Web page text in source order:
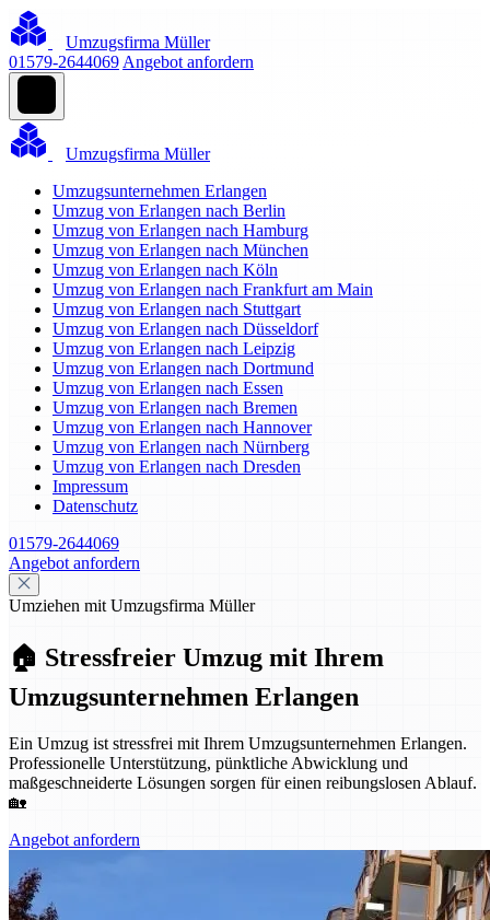
Umzugsfirma Müller
01579-2644069 Angebot anfordern
Umzugsfirma Müller
Umzugsunternehmen Erlangen
Umzug von Erlangen nach Berlin
Umzug von Erlangen nach Hamburg
Umzug von Erlangen nach München
Umzug von Erlangen nach Köln
Umzug von Erlangen nach Frankfurt am Main
Umzug von Erlangen nach Stuttgart
Umzug von Erlangen nach Düsseldorf
Umzug von Erlangen nach Leipzig
Umzug von Erlangen nach Dortmund
Umzug von Erlangen nach Essen
Umzug von Erlangen nach Bremen
Umzug von Erlangen nach Hannover
Umzug von Erlangen nach Nürnberg
Umzug von Erlangen nach Dresden
Impressum
Datenschutz
01579-2644069
Angebot anfordern
Umziehen mit Umzugsfirma Müller
🏠 Stressfreier Umzug mit Ihrem
Umzugsunternehmen Erlangen
Ein Umzug ist stressfrei mit Ihrem Umzugsunternehmen Erlangen.
Professionelle Unterstützung, pünktliche Abwicklung und
maßgeschneiderte Lösungen sorgen für einen reibungslosen Ablauf.
🏡
Angebot anfordern